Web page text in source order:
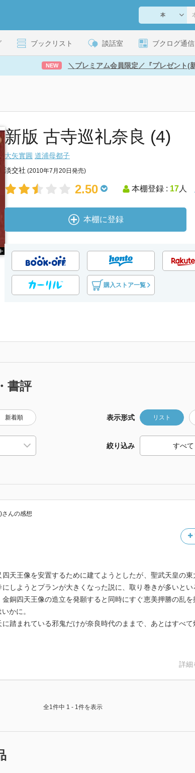
ブックリスト 談話室 ブクログ通信
NEW ＼プレミアム会員限定／『プレゼント(
新版 古寺巡礼奈良 (4)
大矢實圓 道浦母都子
淡交社 (2010年7月20日発売)
2.50 本棚登録 : 17人
本棚に登録
購入ストア一覧
書評
新着順 表示形式 リスト
絞り込み
さんの感想
天王像を安置するために建てようとしたが、聖武天皇の東
しようとプランが大きくなった説に、取り巻きが多いとい
銅四天王像の造立を発願すると同時にすぐ恵美押勝の乱を
かに。
踏まれている邪鬼だけが奈良時代のままで、あとはすべて
詳細
全1件中 1 - 1件を表示